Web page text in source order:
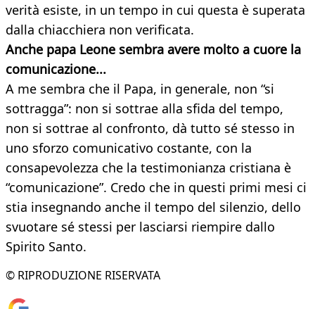
verità esiste, in un tempo in cui questa è superata
dalla chiacchiera non verificata.
Anche papa Leone sembra avere molto a cuore la
comunicazione...
A me sembra che il Papa, in generale, non “si
sottragga”: non si sottrae alla sfida del tempo,
non si sottrae al confronto, dà tutto sé stesso in
uno sforzo comunicativo costante, con la
consapevolezza che la testimonianza cristiana è
“comunicazione”. Credo che in questi primi mesi ci
stia insegnando anche il tempo del silenzio, dello
svuotare sé stessi per lasciarsi riempire dallo
Spirito Santo.
© RIPRODUZIONE RISERVATA